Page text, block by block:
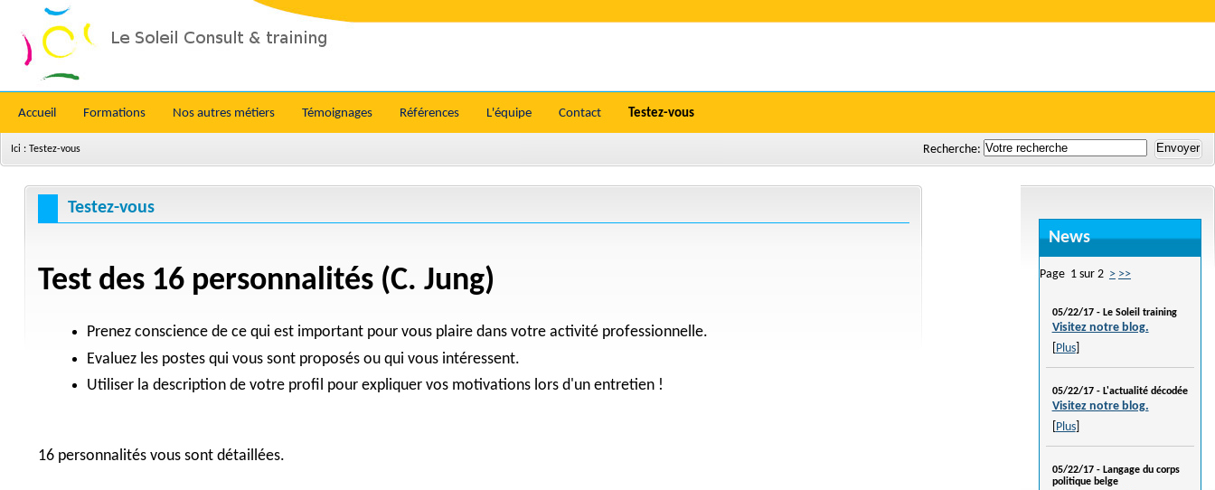
Accueil Formations Nos autres métiers Témoignages Références L'équipe Contact Testez-vous
Recherche:
Ici : Testez-vous
News
Page 1 sur 2 > >>
05/22/17 - Le Soleil training
Visitez notre blog.
Plus]
05/22/17 - L'actualité décodée
Visitez notre blog.
Plus]
05/22/17 - Langage du corps
politique belge
Testez-vous
Test des 16 personnalités (C. Jung)
Prenez conscience de ce qui est important pour vous plaire dans votre activité professionnelle.
Evaluez les postes qui vous sont proposés ou qui vous intéressent.
Utiliser la description de votre profil pour expliquer vos motivations lors d'un entretien !
16 personnalités vous sont détaillées.